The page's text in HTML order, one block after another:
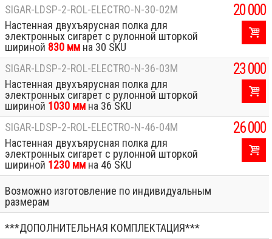
SIGAR-LDSP-2-ROL-ELECTRO-N-30-02M
Настенная двухъярусная полка для
электронных сигарет с рулонной шторкой
шириной 830 мм на 30 SKU
20 000
SIGAR-LDSP-2-ROL-ELECTRO-N-36-03M
Настенная двухъярусная полка для
электронных сигарет с рулонной шторкой
шириной 1030 ммна 36 SKU
23 000
SIGAR-LDSP-2-ROL-ELECTRO-N-46-04M
Настенная двухъярусная полка для
электронных сигарет с рулонной шторкой
шириной 1230 ммна 46 SKU
26 000
Возможно изготовление по индивидуальным
размерам
***ДОПОЛНИТЕЛЬНАЯ КОМПЛЕКТАЦИЯ***